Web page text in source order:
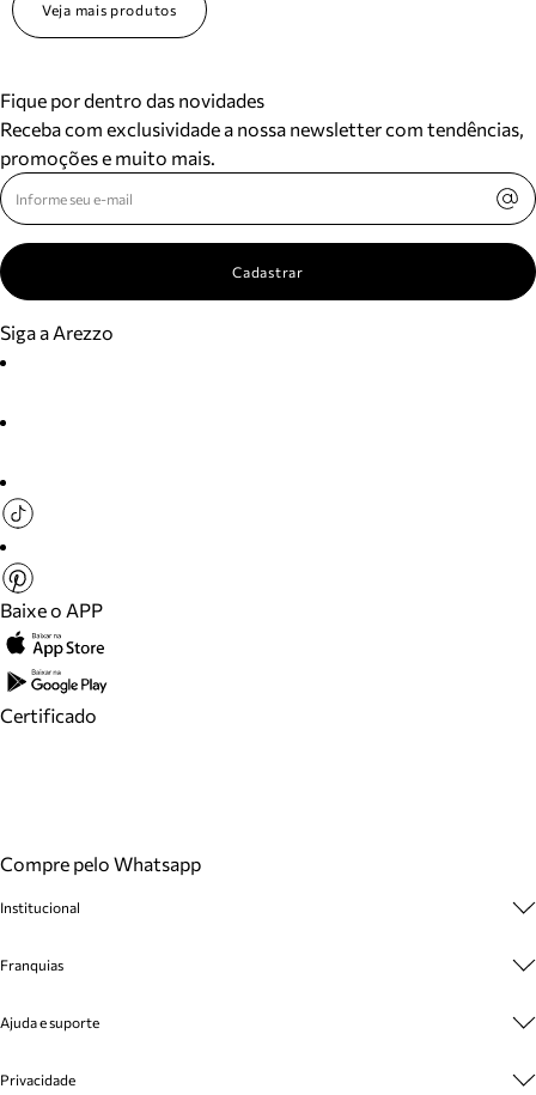
Veja mais produtos
Fique por dentro das novidades
Receba com exclusividade a nossa newsletter com tendências,
promoções e muito mais.
Cadastrar
Siga a Arezzo
Baixe o APP
Certificado
Compre pelo Whatsapp
Institucional
Cashback
Venda Corporativa
Franquias
Plano de Negócio
Ajuda e suporte
Privacidade